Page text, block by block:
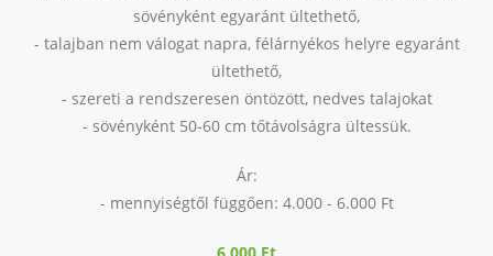
sövényként egyaránt ültethető,
- talajban nem válogat napra, félárnyékos helyre egyaránt
ültethető,
- szereti a rendszeresen öntözött, nedves talajokat
- sövényként 50-60 cm tőtávolságra ültessük.
Ár:
- mennyiségtől függően: 4.000 - 6.000 Ft